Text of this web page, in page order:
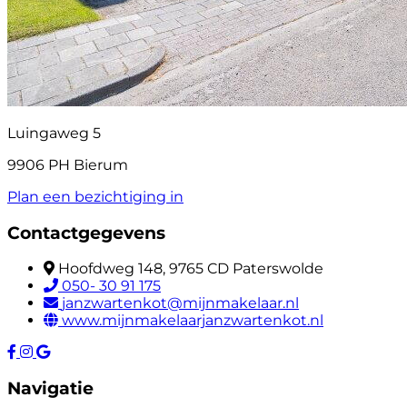
Luingaweg 5
9906 PH Bierum
Plan een bezichtiging in
Contactgegevens
Hoofdweg 148, 9765 CD Paterswolde
050- 30 91 175
janzwartenkot@mijnmakelaar.nl
www.mijnmakelaarjanzwartenkot.nl
Navigatie